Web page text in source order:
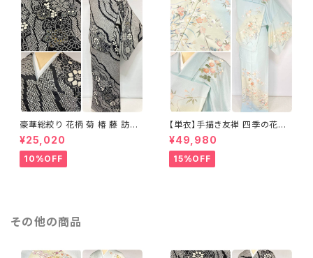
豪華総絞り 花柄 菊 椿 藤 訪問
着 鹿の子絞り ラメ 正絹 黒 白
グレー 1435
¥25,020
10%OFF
【単衣】手描き友禅 四季の花々
正絹 訪問着 水色 黄緑 白 パス
テルカラー 1431
¥49,980
15%OFF
その他の商品